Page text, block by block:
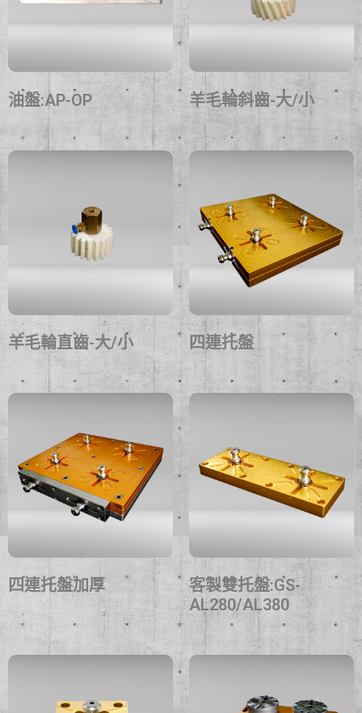
油盤:AP-OP 羊毛輪斜齒-大/小
羊毛輪直齒-大/小 四連托盤
四連托盤加厚
客製雙托盤:GS-
AL280/AL380